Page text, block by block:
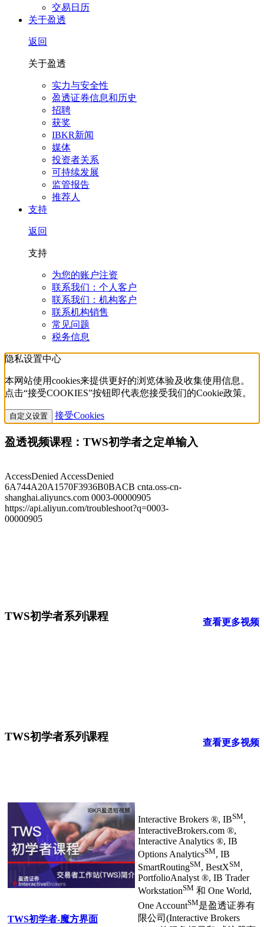
交易日历
关于盈透
返回
关于盈透
实力与安全性
盈透证券信息和历史
招聘
获奖
IBKR新闻
媒体
投资者关系
可持续发展
监管报告
推荐人
支持
返回
支持
为您的账户注资
联系我们：个人客户
联系我们：机构客户
联系机构销售
常见问题
税务信息
隐私设置中心
本网站使用cookies来提供更好的浏览体验及收集使用信息。
点击“接受COOKIES”按钮即代表您接受我们的Cookie政策。
自定义设置 接受Cookies
盈透视频课程：TWS初学者之定单输入
TWS初学者系列课程 查看更多视频
TWS初学者系列课程 查看更多视频
TWS初学者-魔方界面
Interactive Brokers ®, IBSM,
InteractiveBrokers.com ®,
Interactive Analytics ®, IB
Options AnalyticsSM, IB
SmartRoutingSM, BestXSM,
PortfolioAnalyst ®, IB Trader
WorkstationSM 和 One World,
One AccountSM是盈透证券有
限公司(Interactive Brokers